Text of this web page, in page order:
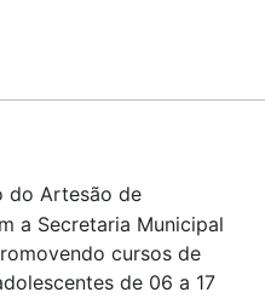
do Artesão de
a Secretaria Municipal
cursos de
de 06 a 17